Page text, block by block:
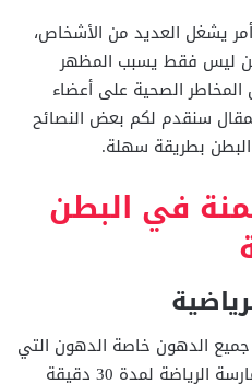
يشغل العديد من الأشخاص،
ليس فقط يسبب المظهر
المخاطر الصحية على أعضاء
سنقدم لكم بعض النصائح
بطريقة سهلة.
في البطن
جميع الدهون خاصة الدهون التي
تحيط بمنطقة البطن، يمكنك ممارسة الرياضة لمدة 30 دقيقة